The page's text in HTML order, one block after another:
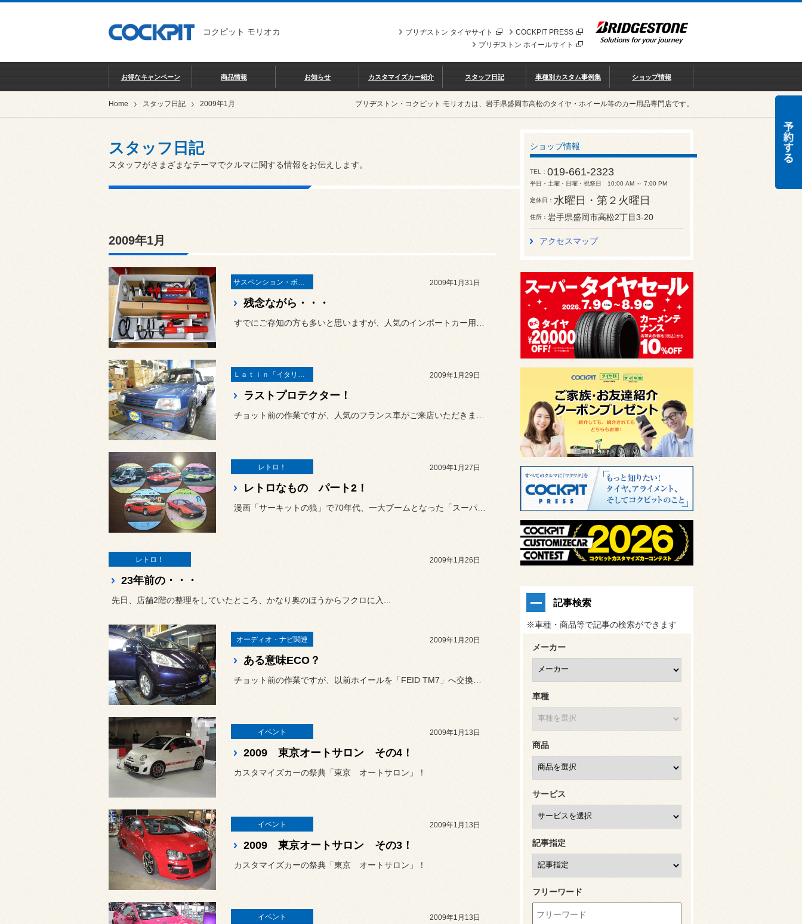
コクピット モリオカ COCKPIT PRESS
ブリヂストン タイヤサイト
ブリヂストン ホイールサイト
お得なキャンペーン 商品情報 お知らせ カスタマイズカー紹介 スタッフ日記 車種別カスタム事例集 ショップ情報
Home スタッフ日記 2009年1月 ブリヂストン・コクピット モリオカは、岩手県盛岡市高松のタイヤ・ホイール等のカー用品専門店です。
スタッフ日記
スタッフがさまざまなテーマでクルマに関する情報をお伝えします。
2009年1月
サスペンション・ボディ関連 2009年1月31日
残念ながら・・・
Ｌａｔｉｎ「イタリア・フランス etc」 2009年1月29日
ラストプロテクター！
レトロ！ 2009年1月27日
レトロなもの パート2！
レトロ！ 2009年1月26日
23年前の・・・
先日、店舗2階の整理をしていたところ、かなり奥のほうからフクロに入...
オーディオ・ナビ関連 2009年1月20日
ある意味ECO？
イベント 2009年1月13日
2009 東京オートサロン その4！
カスタマイズカーの祭典「東京 オートサロン」！
イベント 2009年1月13日
2009 東京オートサロン その3！
カスタマイズカーの祭典「東京 オートサロン」！
イベント 2009年1月13日
ショップ情報
TEL 019-661-2323
平日・土曜・日曜・祝祭日 10:00 AM ～ 7:00 PM
定休日 水曜日・第２火曜日
住所 岩手県盛岡市高松2丁目3-20
アクセスマップ
記事検索
※車種・商品等で記事の検索ができます
メーカー
車種
商品
サービス
記事指定
フリーワード